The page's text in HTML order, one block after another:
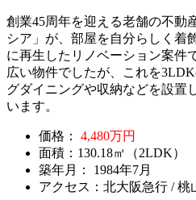
創業45周年を迎える老舗の不動
シア」が、部屋を自分らしく着
に再生したリノベーション案件
広い物件でしたが、これを
グダイニングや収納などを設置
います。
価格：
4,480万円
面積：130.18㎡（2LDK）
築年月： 1984年7月
アクセス：北大阪急行 / 桃